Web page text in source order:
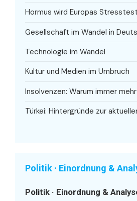
Hormus wird Europas Stresstest
Gesellschaft im Wandel in
Technologie im Wandel
Kultur und Medien im Umbruch
Insolvenzen: Warum immer
Türkei: Hintergründe zur
Politik · Einordnung &
Politik · Einordnung &